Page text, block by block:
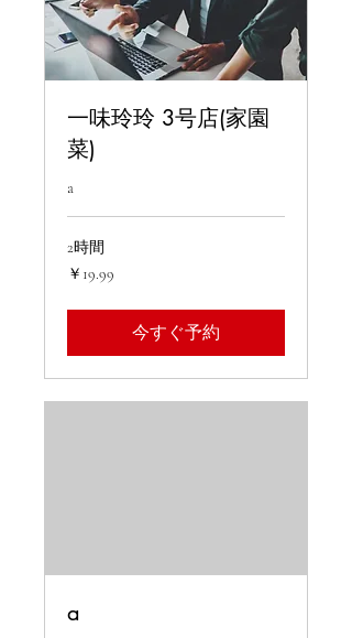
一味玲玲 3号店(家園
菜)
a
2時間
19.99
円
￥19.99
今すぐ予約
a